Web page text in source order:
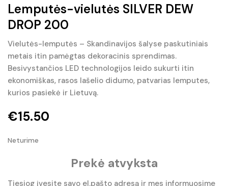
Lemputės-vielutės SILVER DEW
DROP 200
Vielutės-lemputės – Skandinavijos šalyse paskutiniais
metais itin pamėgtas dekoracinis sprendimas.
Besivystančios LED technologijos leido sukurti itin
ekonomiškas, rasos lašelio didumo, patvarias lemputes,
kurios pasiekė ir Lietuvą.
€15.50
Neturime
Prekė atvyksta
Tiesiog įvesite savo el.pašto adresą ir mes informuosime